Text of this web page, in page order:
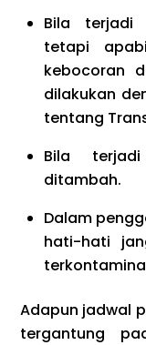
Bila terjadi
tetapi
kebocoran
dilakukan
tentang
Bila
ditambah.
Dalam
hati-hati
Adapun jadwal
tergantung